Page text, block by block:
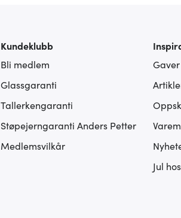
Kundeklubb
Bli medlem
Glassgaranti
Tallerkengaranti
Støpejerngaranti Anders Petter
Medlemsvilkår
Gaver
Jul